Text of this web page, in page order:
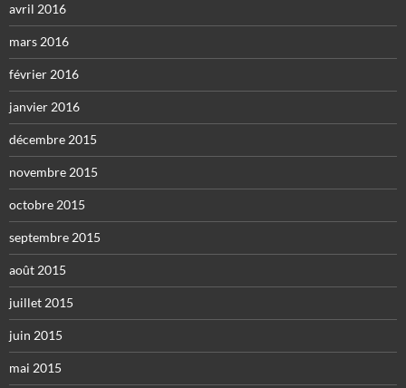
avril 2016
mars 2016
février 2016
janvier 2016
décembre 2015
novembre 2015
octobre 2015
septembre 2015
août 2015
juillet 2015
juin 2015
mai 2015